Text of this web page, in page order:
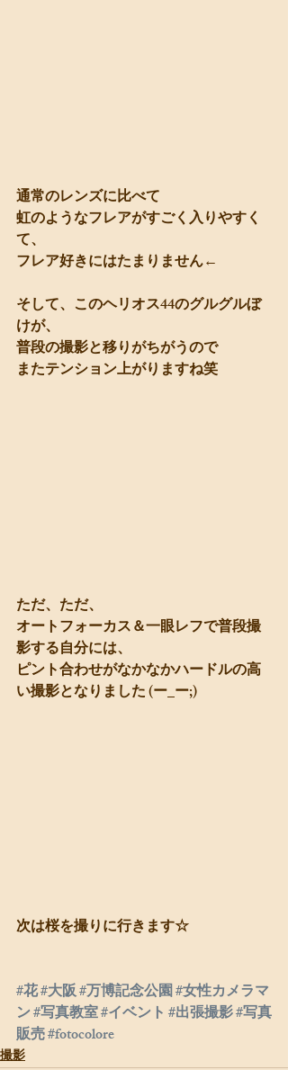
通常のレンズに比べて
虹のようなフレアがすごく入りやすく
て、
フレア好きにはたまりません←
そして、このヘリオス44のグルグルぼ
けが、
普段の撮影と移りがちがうので
またテンション上がりますね笑
ただ、ただ、
オートフォーカス＆一眼レフで普段撮
影する自分には、
ピント合わせがなかなかハードルの高
い撮影となりました (ー_ー;)
次は桜を撮りに行きます☆
#花#大阪#万博記念公園#女性カメラマ
ン#写真教室#イベント #出張撮影#写真
販売#fotocolore
撮影